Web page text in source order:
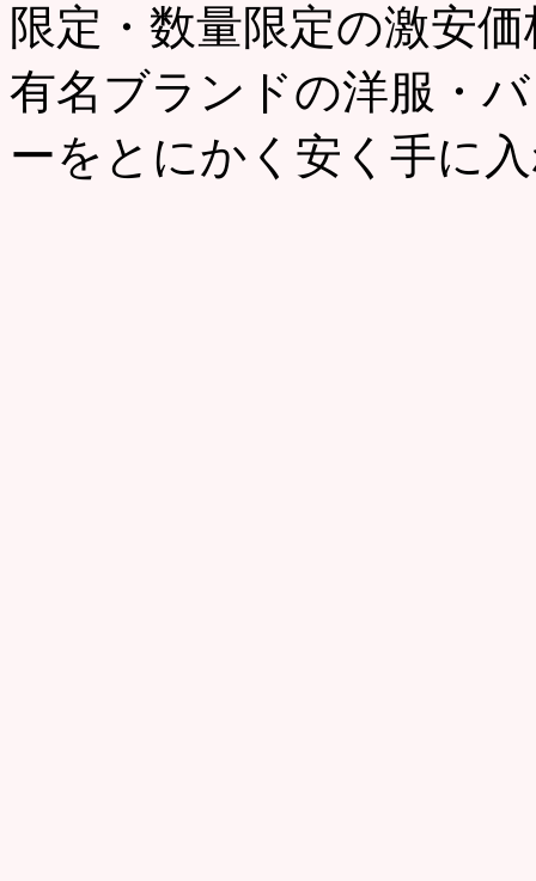
限定・数量限定の激安
有名ブランドの洋服・
ーをとにかく安く手に